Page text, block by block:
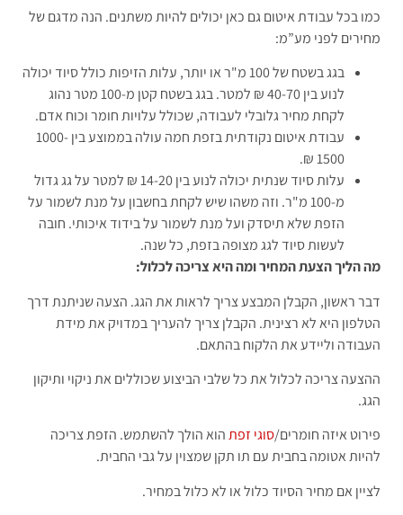
כמו בכל עבודת איטום גם כאן יכולים להיות משתנים. הנה מדגם של
מחירים לפני מע”מ:
בגג בשטח של 100 מ"ר או יותר, עלות הזיפות כולל סיוד יכולה
לנוע בין 40-70 ₪ למטר. בגג בשטח קטן מ-100 מטר נהוג
לקחת מחיר גלובלי לעבודה, שכולל עלויות חומר וכוח אדם.
עבודת איטום נקודתית בזפת חמה עולה בממוצע בין 1000-
1500 ₪.
עלות סיוד שנתית יכולה לנוע בין 14-20 ₪ למטר על גג גדול
מ-100 מ"ר. וזה משהו שיש לקחת בחשבון על מנת לשמור על
הזפת שלא תיסדק ועל מנת לשמור על בידוד איכותי. חובה
לעשות סיוד לגג מצופה בזפת, כל שנה.
מה הליך הצעת המחיר ומה היא צריכה לכלול:
דבר ראשון, הקבלן המבצע צריך לראות את הגג. הצעה שניתנת דרך
הטלפון היא לא רצינית. הקבלן צריך להעריך במדויק את מידת
העבודה וליידע את הלקוח בהתאם.
ההצעה צריכה לכלול את כל שלבי הביצוע שכוללים את ניקוי ותיקון
הגג.
פירוט איזה חומרים/סוגי זפתהוא הולך להשתמש. הזפת צריכה
להיות אטומה בחבית עם תו תקן שמצוין על גבי החבית.
לציין אם מחיר הסיוד כלול או לא כלול במחיר.